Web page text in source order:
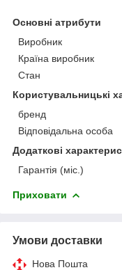
Основні атрибути
Виробник
Країна виробник
Стан
Користувальницькі
бренд
Відповідальна особа
Додаткові
Гарантія (міс.)
Приховати
Умови доставки
Нова Пошта